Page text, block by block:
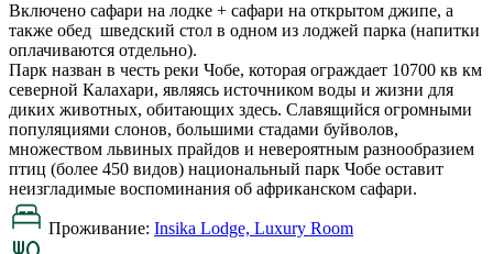
Включено сафари на лодке + сафари на открытом джипе, а
также обед шведский стол в одном из лоджей парка (напитки
оплачиваются отдельно).
Парк назван в честь реки Чобе, которая ограждает 10700 кв км
северной Калахари, являясь источником воды и жизни для
диких животных, обитающих здесь. Славящийся огромными
популяциями слонов, большими стадами буйволов,
множеством львиных прайдов и невероятным разнообразием
птиц (более 450 видов) национальный парк Чобе оставит
неизгладимые воспоминания об африканском сафари.
Проживание: Insika Lodge, Luxury Room